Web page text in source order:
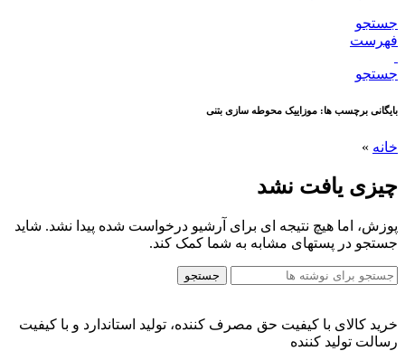
جستجو
فهرست
جستجو
بایگانی برچسب ها: موزاییک محوطه سازی بتنی
خانه »
چیزی یافت نشد
پوزش، اما هیچ نتیجه ای برای آرشیو درخواست شده پیدا نشد. شاید
جستجو در پستهای مشابه به شما کمک کند.
جستجو
خرید کالای با کیفیت حق مصرف کننده، تولید استاندارد و با کیفیت
رسالت تولید کننده